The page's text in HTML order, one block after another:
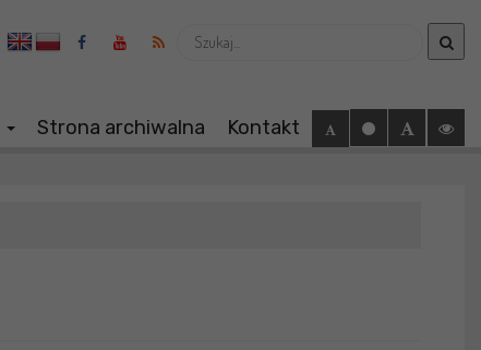
Wyszukaj
Strona archiwalna Kontakt